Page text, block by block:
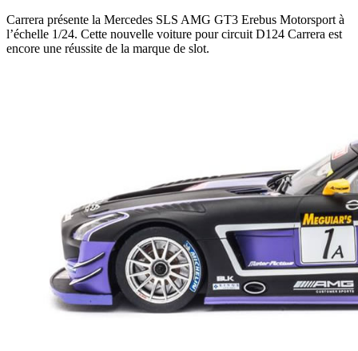
Carrera présente la Mercedes SLS AMG GT3 Erebus Motorsport à
l’échelle 1/24. Cette nouvelle voiture pour circuit D124 Carrera est
encore une réussite de la marque de slot.